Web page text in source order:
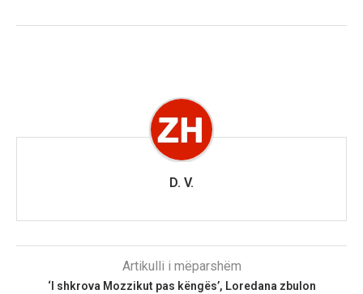
D. V.
Artikulli i mëparshëm
‘I shkrova Mozzikut pas këngës’, Loredana zbulon